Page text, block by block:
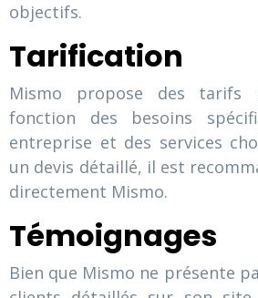
objectifs.
Tarification
Mismo propose des tarifs
fonction des besoins
entreprise et des services
un devis détaillé, il est
directement Mismo.
Témoignages
Bien que Mismo ne présente